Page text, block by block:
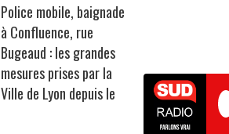
Police mobile, baignade
à Confluence, rue
Bugeaud : les grandes
mesures prises par la
Ville de Lyon depuis le